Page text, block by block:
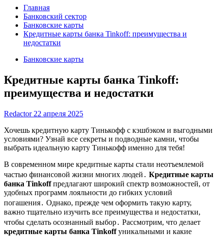
Главная
Банковский сектор
Банковские карты
Кредитные карты банка Tinkoff: преимущества и
недостатки
Банковские карты
Кредитные карты банка Tinkoff:
преимущества и недостатки
Redactor 22 апреля 2025
Хочешь кредитную карту Тинькофф с кэшбэком и выгодными
условиями? Узнай все секреты и подводные камни, чтобы
выбрать идеальную карту Тинькофф именно для тебя!
В современном мире кредитные карты стали неотъемлемой
частью финансовой жизни многих людей․ Кредитные карты
банка Tinkoffпредлагают широкий спектр возможностей, от
удобных программ лояльности до гибких условий
погашения․ Однако, прежде чем оформить такую карту,
важно тщательно изучить все преимущества и недостатки,
чтобы сделать осознанный выбор․ Рассмотрим, что делает
кредитные карты банка Tinkoffуникальными и какие